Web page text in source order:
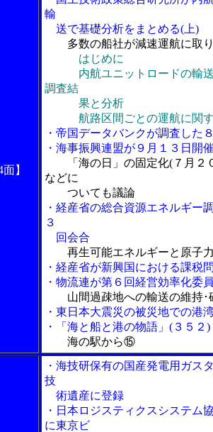
】
輸
送で基礎分析をまとめる(上)
多数の船社が減速運航に取
はじめに
内航ユニットロードの輸送
調査結
果と分析
航路区間ごとの運航に関す
・帝国データバンクが調査した
・海事振興連盟が９月１３日開
「海の日」の固定化(７月
などに
ついても議論
・経産省の総合資源エネルギー
３
回会合
再生可能エネルギーと原子
・経産省が新興国における課税
・物流連が第６回経営効率化委
山間過疎地への輸送の維持･
・東日本大震災の被災地での港
・「海と船と港の物語」(３５２)
海の駅から⑮
・海技研保有の国産発電用ガス
技
術遺産に登録
・日本ロジスティクスシステム
に東京ビ